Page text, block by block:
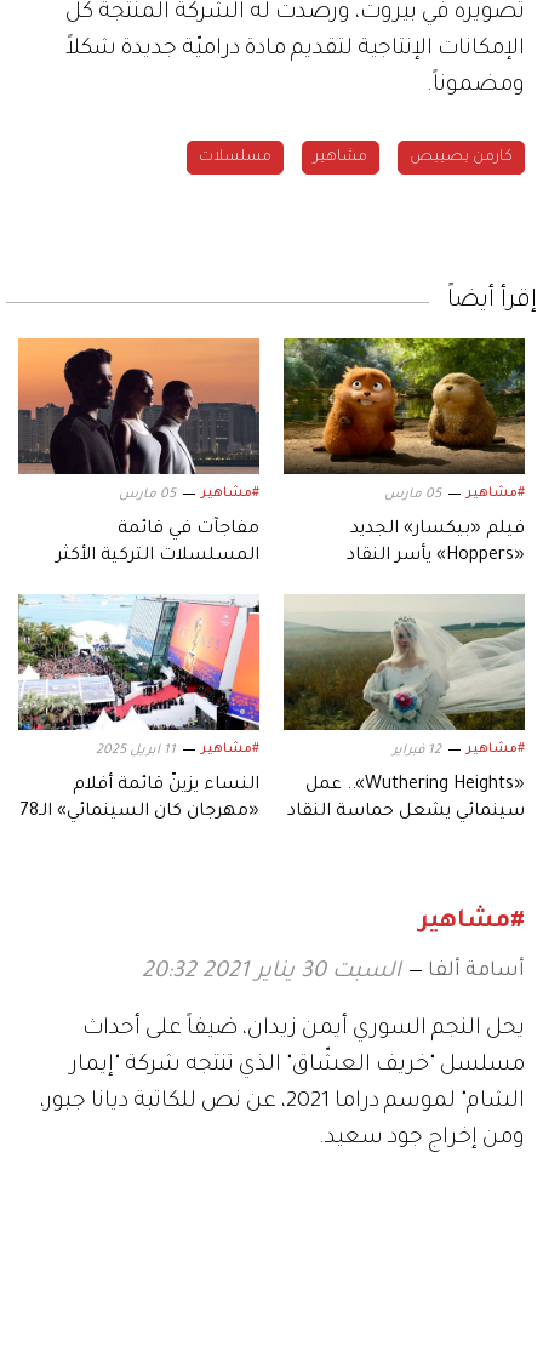
تصويره في بيروت، ورصدت له الشركة المنتجة كل
الإمكانات الإنتاجية لتقديم مادة دراميّة جديدة شكلاً
ومضموناً.
كارمن بصيبص مشاهير مسلسلات
إقرأ أيضاً
#مشاهير 05 مارس
فيلم «بيكسار» الجديد
«Hoppers» يأسر النقاد
#مشاهير 05 مارس
مفاجآت في قائمة
المسلسلات التركية الأكثر
#مشاهير 12 فبراير
«Wuthering Heights».. عمل
سينمائي يشعل حماسة النقاد
#مشاهير 11 ابريل 2025
النساء يزينّ قائمة أفلام
«مهرجان كان السينمائي» الـ78
#مشاهير
أسامة ألفا السبت 30 يناير 2021 20:32
يحل النجم السوري أيمن زيدان، ضيفاً على أحداث
مسلسل "خريف العشّاق" الذي تنتجه شركة "إيمار
الشام" لموسم دراما 2021، عن نص للكاتبة ديانا جبور،
ومن إخراج جود سعيد.